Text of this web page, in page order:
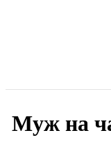
Муж на